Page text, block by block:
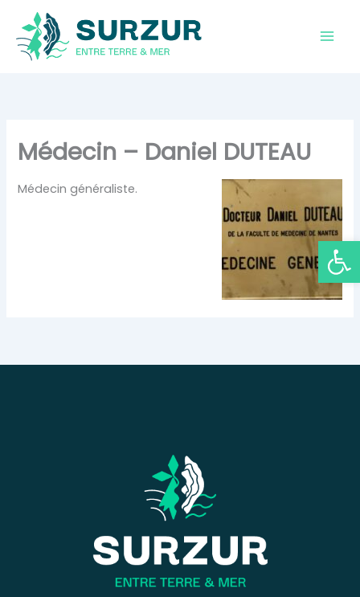
Ouvrir
contenu
Médecin – Daniel DUTEAU
Médecin généraliste.